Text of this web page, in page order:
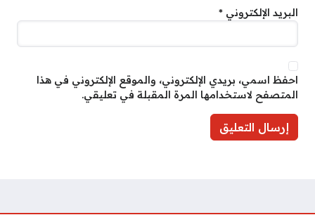
البريد الإلكتروني *
احفظ اسمي، بريدي الإلكتروني، والموقع الإلكتروني في هذا
المتصفح لاستخدامها المرة المقبلة في تعليقي.